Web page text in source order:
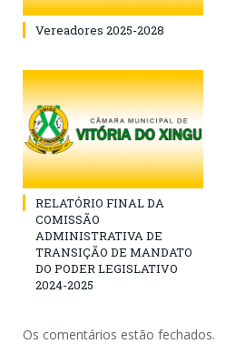
Vereadores 2025-2028
RELATÓRIO FINAL DA
COMISSÃO
ADMINISTRATIVA DE
TRANSIÇÃO DE MANDATO
DO PODER LEGISLATIVO
2024-2025
Os comentários estão fechados.